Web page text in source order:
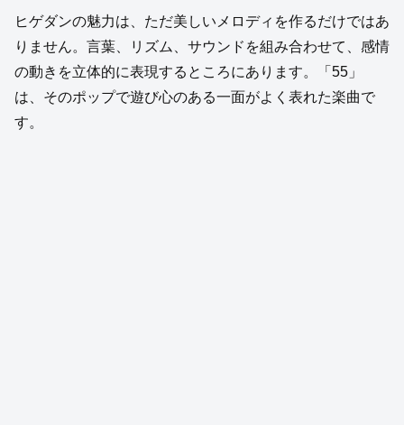
ヒゲダンの魅力は、ただ美しいメロディを作るだけではあ
りません。言葉、リズム、サウンドを組み合わせて、感情
の動きを立体的に表現するところにあります。「55」
は、そのポップで遊び心のある一面がよく表れた楽曲で
す。